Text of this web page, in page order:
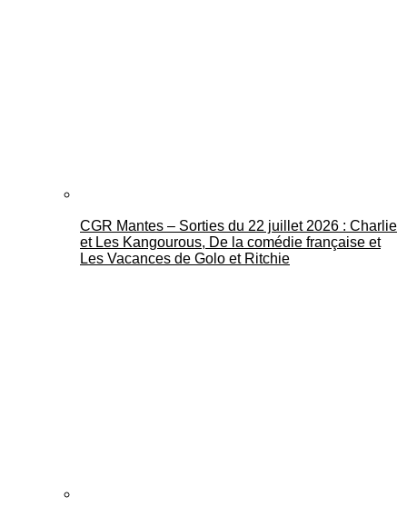
CGR Mantes – Sorties du 22 juillet 2026 : Charlie
et Les Kangourous, De la comédie française et
Les Vacances de Golo et Ritchie